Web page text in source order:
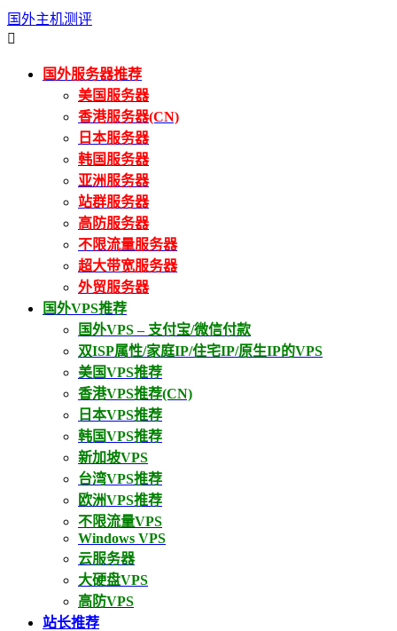
国外主机测评

国外服务器推荐
美国服务器
香港服务器(CN)
日本服务器
韩国服务器
亚洲服务器
站群服务器
高防服务器
不限流量服务器
超大带宽服务器
外贸服务器
国外VPS推荐
国外VPS – 支付宝/微信付款
双ISP属性/家庭IP/住宅IP/原生IP的VPS
美国VPS推荐
香港VPS推荐(CN)
日本VPS推荐
韩国VPS推荐
新加坡VPS
台湾VPS推荐
欧洲VPS推荐
不限流量VPS
Windows VPS
云服务器
大硬盘VPS
高防VPS
站长推荐